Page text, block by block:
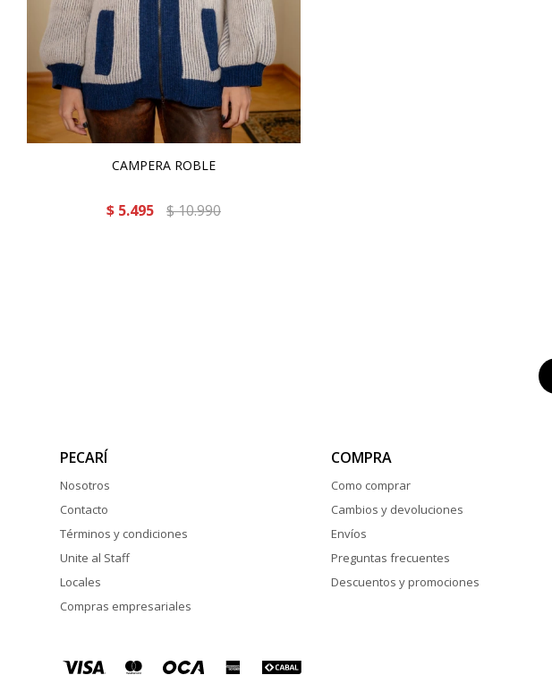
CAMPERA ROBLE
$ 5.495 $10.990
PECARÍ
Nosotros
Contacto
Términos y condiciones
Unite al Staff
Locales
Compras empresariales
COMPRA
Como comprar
Cambios y devoluciones
Envíos
Preguntas frecuentes
Descuentos y promociones